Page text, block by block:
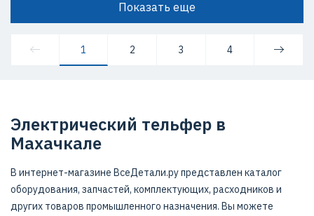
Показать еще
1 2 3 4
Электрический тельфер в
Махачкале
В интернет-магазине ВсеДетали.ру представлен каталог
оборудования, запчастей, комплектующих, расходников и
других товаров промышленного назначения. Вы можете